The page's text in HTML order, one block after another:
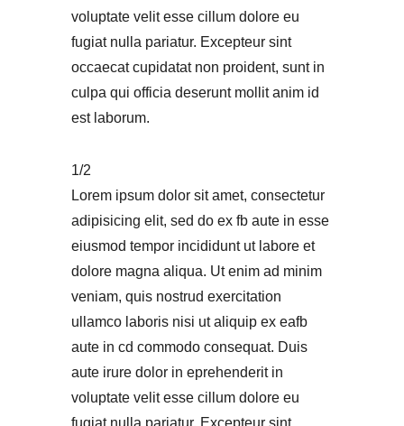
voluptate velit esse cillum dolore eu
fugiat nulla pariatur. Excepteur sint
occaecat cupidatat non proident, sunt in
culpa qui officia deserunt mollit anim id
est laborum.
1/2
Lorem ipsum dolor sit amet, consectetur
adipisicing elit, sed do ex fb aute in esse
eiusmod tempor incididunt ut labore et
dolore magna aliqua. Ut enim ad minim
veniam, quis nostrud exercitation
ullamco laboris nisi ut aliquip ex eafb
aute in cd commodo consequat. Duis
aute irure dolor in eprehenderit in
voluptate velit esse cillum dolore eu
fugiat nulla pariatur. Excepteur sint